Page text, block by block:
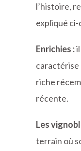
l’histoire,
expliqué ci-
Enrichies :
caractérise
riche
récente.
Les
terrain où